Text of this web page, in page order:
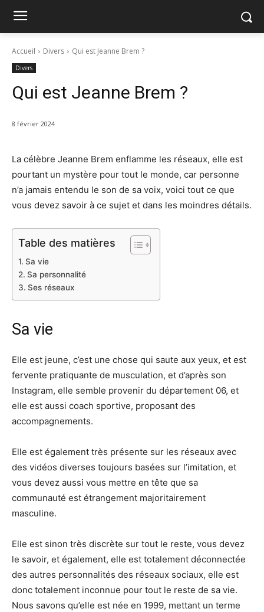
Accueil Divers Qui est Jeanne Brem ?
Divers
Qui est Jeanne Brem ?
8 février 2024
La célèbre Jeanne Brem enflamme les réseaux, elle est
pourtant un mystère pour tout le monde, car personne
n’a jamais entendu le son de sa voix, voici tout ce que
vous devez savoir à ce sujet et dans les moindres détails.
Table des matières
Sa vie
Sa personnalité
Ses réseaux
Sa vie
Elle est jeune, c’est une chose qui saute aux yeux, et est
fervente pratiquante de musculation, et d’après son
Instagram, elle semble provenir du département 06, et
elle est aussi coach sportive, proposant des
accompagnements.
Elle est également très présente sur les réseaux avec
des vidéos diverses toujours basées sur l’imitation, et
vous devez aussi vous mettre en tête que sa
communauté est étrangement majoritairement
masculine.
Elle est sinon très discrète sur tout le reste, vous devez
le savoir, et également, elle est totalement déconnectée
des autres personnalités des réseaux sociaux, elle est
donc totalement inconnue pour tout le reste de sa vie.
Nous savons qu’elle est née en 1999, mettant un terme